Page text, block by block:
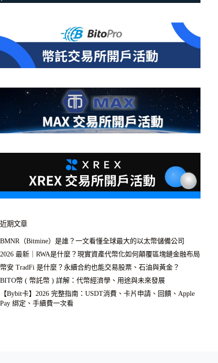
近期文章
BMNR（Bitmine）是誰？一文看懂全球最大的以太幣儲備公司
2026 最新｜RWA是什麼？現實資產代幣化如何顛覆區塊鏈金融布局
幣安 TradFi 是什麼？永續合約也能交易股票、石油與黃金？
BITO幣 ( 幣託幣 ) 詳解：代幣經濟學、用途與未來發展
【Bybit卡】2026 完整指南：USDT消費、卡片申請、回饋、Apple
Pay 綁定、手續費一次看